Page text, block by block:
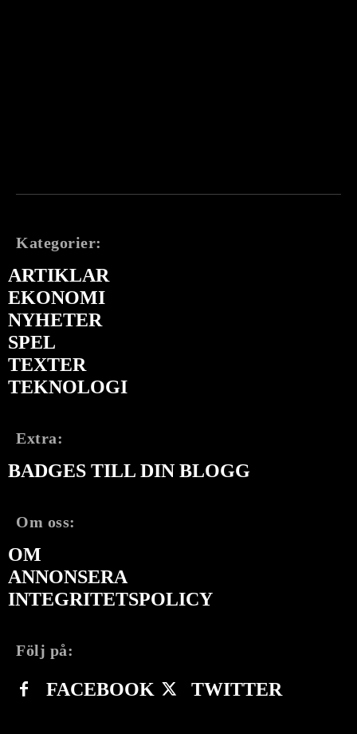
Kategorier:
ARTIKLAR
EKONOMI
NYHETER
SPEL
TEXTER
TEKNOLOGI
Extra:
BADGES TILL DIN BLOGG
Om oss:
OM
ANNONSERA
INTEGRITETSPOLICY
Följ på:
FACEBOOK TWITTER